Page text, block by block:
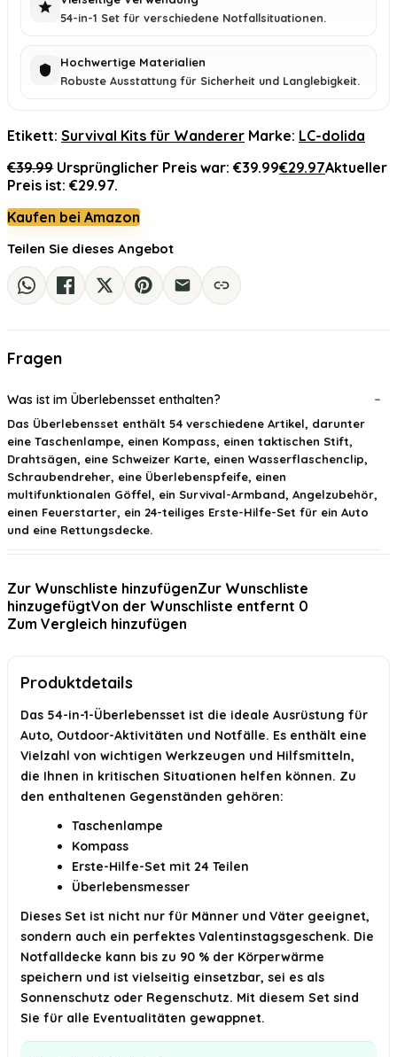
54-in-1 Set für verschiedene Notfallsituationen.
Hochwertige Materialien
Robuste Ausstattung für Sicherheit und Langlebigkeit.
Etikett: Survival Kits für Wanderer Marke: LC-dolida
€39.99 Ursprünglicher Preis war: €39.99€29.97Aktueller
Preis ist: €29.97.
Kaufen bei Amazon
Teilen Sie dieses Angebot
Fragen
Was ist im Überlebensset enthalten?
Das Überlebensset enthält 54 verschiedene Artikel, darunter
eine Taschenlampe, einen Kompass, einen taktischen Stift,
Drahtsägen, eine Schweizer Karte, einen Wasserflaschenclip,
Schraubendreher, eine Überlebenspfeife, einen
multifunktionalen Göffel, ein Survival-Armband, Angelzubehör,
einen Feuerstarter, ein 24-teiliges Erste-Hilfe-Set für ein Auto
und eine Rettungsdecke.
Wie hilft die Notfalldecke im Notfall?
Kann das Überlebensset als Geschenk verwendet werden?
Wie groß ist das Überlebensset und ist es leicht zu
transportieren?
KI-generiert aus verfügbaren Produktinformationen. Prüfen Sie Details
Zur Wunschliste hinzufügenZur Wunschliste
hinzugefügtVon der Wunschliste entfernt 0
Zum Vergleich hinzufügen
Produktdetails
Das 54-in-1-Überlebensset ist die ideale Ausrüstung für
Auto, Outdoor-Aktivitäten und Notfälle. Es enthält eine
Vielzahl von wichtigen Werkzeugen und Hilfsmitteln,
die Ihnen in kritischen Situationen helfen können. Zu
den enthaltenen Gegenständen gehören:
Taschenlampe
Kompass
Erste-Hilfe-Set mit 24 Teilen
Überlebensmesser
Dieses Set ist nicht nur für Männer und Väter geeignet,
sondern auch ein perfektes Valentinstagsgeschenk. Die
Notfalldecke kann bis zu 90 % der Körperwärme
speichern und ist vielseitig einsetzbar, sei es als
Sonnenschutz oder Regenschutz. Mit diesem Set sind
Sie für alle Eventualitäten gewappnet.